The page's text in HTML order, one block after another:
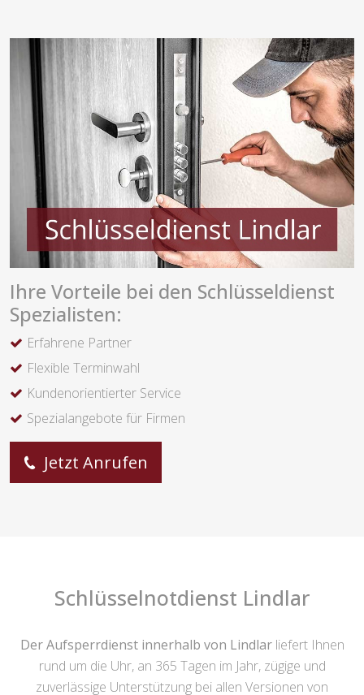
Ihre Vorteile bei den Schlüsseldienst
Spezialisten:
Erfahrene Partner
Flexible Terminwahl
Kundenorientierter Service
Spezialangebote für Firmen
Jetzt Anrufen
Schlüsselnotdienst Lindlar
Der Aufsperrdienst innerhalb von Lindlarliefert Ihnen
rund um die Uhr, an 365 Tagen im Jahr, zügige und
zuverlässige Unterstützung bei allen Versionen von